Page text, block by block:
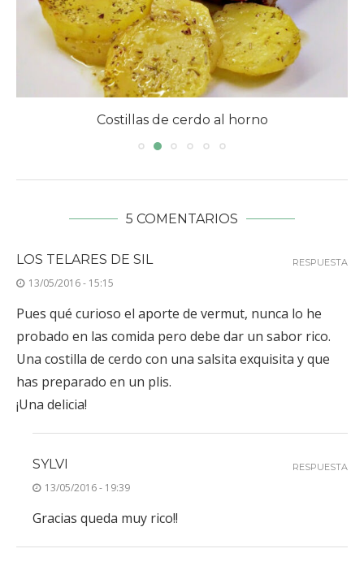
Recetas de solomillo de cerdo
5 COMENTARIOS
LOS TELARES DE SIL
13/05/2016 - 15:15
Pues qué curioso el aporte de vermut, nunca lo he
probado en las comida pero debe dar un sabor rico.
Una costilla de cerdo con una salsita exquisita y que
has preparado en un plis.
¡Una delicia!
RESPUESTA
SYLVI
13/05/2016 - 19:39
Gracias queda muy rico!!
RESPUESTA